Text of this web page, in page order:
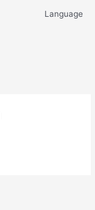
Language